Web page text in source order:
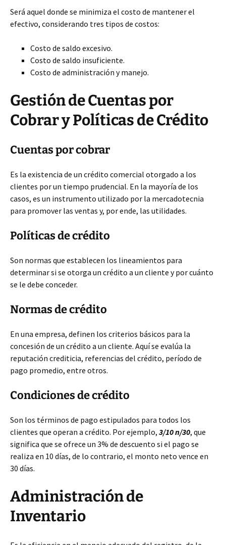
Será aquel donde se minimiza el costo de mantener el
efectivo, considerando tres tipos de costos:
Costo de saldo excesivo.
Costo de saldo insuficiente.
Costo de administración y manejo.
Gestión de Cuentas por
Cobrar y Políticas de Crédito
Cuentas por cobrar
Es la existencia de un crédito comercial otorgado a los
clientes por un tiempo prudencial. En la mayoría de los
casos, es un instrumento utilizado por la mercadotecnia
para promover las ventas y, por ende, las utilidades.
Políticas de crédito
Son normas que establecen los lineamientos para
determinar si se otorga un crédito a un cliente y por cuánto
se le debe conceder.
Normas de crédito
En una empresa, definen los criterios básicos para la
concesión de un crédito a un cliente. Aquí se evalúa la
reputación crediticia, referencias del crédito, período de
pago promedio, entre otros.
Condiciones de crédito
Son los términos de pago estipulados para todos los
clientes que operan a crédito. Por ejemplo, 3/10 n/30, que
significa que se ofrece un 3% de descuento si el pago se
realiza en 10 días, de lo contrario, el monto neto vence en
30 días.
Administración de
Inventario